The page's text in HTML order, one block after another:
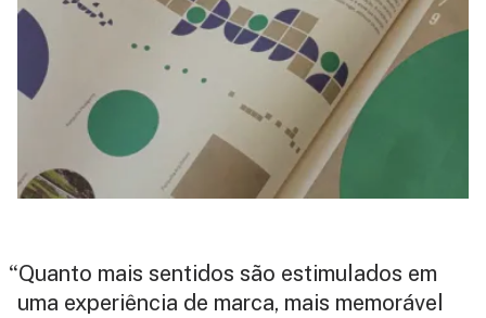
“Quanto mais sentidos são estimulados em
uma experiência de marca, mais memorável